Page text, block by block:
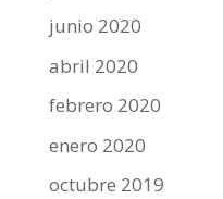
junio 2020
abril 2020
febrero 2020
enero 2020
octubre 2019